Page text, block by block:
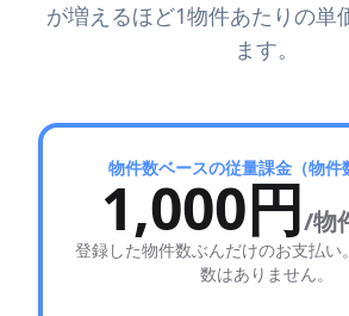
が増えるほど1物件あたりの単
ます。
物件数ベースの従量課金（物件
1,000円/物
登録した物件数ぶんだけのお支払い
数はありません。